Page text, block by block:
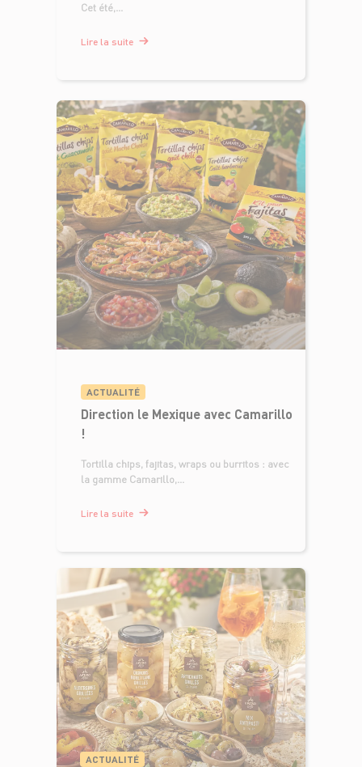
Cet été,...
Lire la suite
ACTUALITÉ
Direction le Mexique avec Camarillo
!
Tortilla chips, fajitas, wraps ou burritos : avec
la gamme Camarillo,...
Lire la suite
ACTUALITÉ